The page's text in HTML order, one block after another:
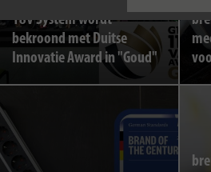
18V System wordt
bekroond met Duitse
Innovatie Award in "Goud"